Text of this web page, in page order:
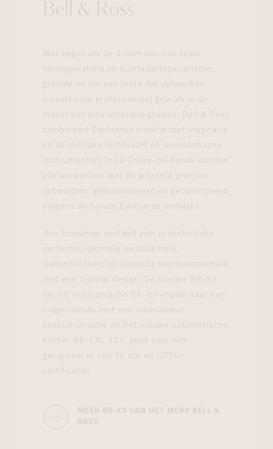
Bell & Ross
Wat begon als de droom van een team
horlogemakers en luchtvaartspecialisten,
groeide uit tot een merk dat uurwerken
creëert voor professioneel gebruik in de
meest extreme omstandigheden. Bell & Ross
combineert Zwitserse traditie met inspiratie
uit de militaire luchtvaart en aeronautische
instrumenten. In La Chaux-de-Fonds worden
alle uurwerken met de grootste precisie
ontworpen, geassembleerd en gecontroleerd
volgens de fijnste Zwitserse ambacht.
Hun knowhow vertaalt zich in technische
perfectie, optimale leesbaarheid,
waterdichtheid en absolute betrouwbaarheid
met een tijdloos design. De nieuwe BR-X3-
lijn tilt het iconische BR-03-model naar een
hoger niveau met een innovatieve
kastconstructie en het nieuwe automatische
kaliber BR-CAL.323, goed voor een
gangreserve van 70 uur en COSC-
certificatie.
MEER BR-X3 VAN HET MERK BELL &
ROSS